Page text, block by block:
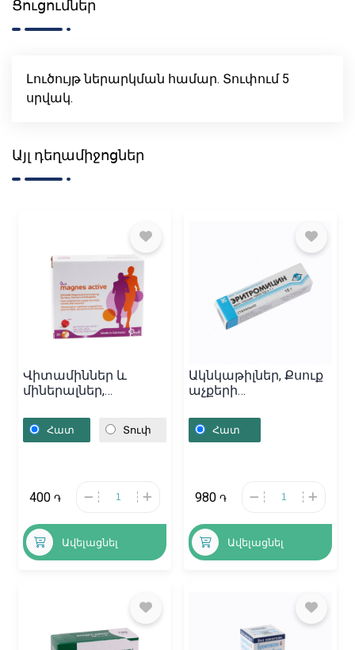
Ցուցումներ
Լուծույթ ներարկման համար. Տուփում 5
սրվակ.
Այլ դեղամիջոցներ
Վիտամիններ և
միներալներ,
ակտիվ հավելում
«Immun Active»,
Հատ Տուփ
400 ֏
Ավելացնել
Ակնկաթիլներ, Քսուք
աչքերի
Ռուսաստան
Հատ
980 ֏
Ավելացնել